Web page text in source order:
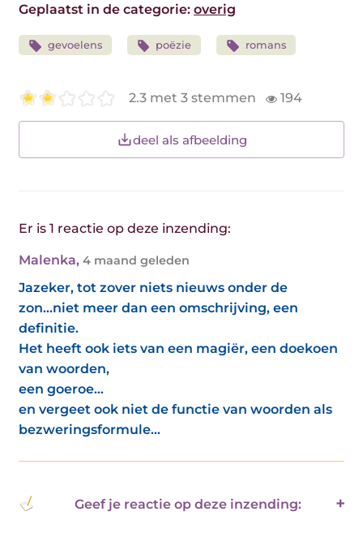
Geplaatst in de categorie: overig
gevoelens poëzie romans
2.3 met 3 stemmen 194
deel als afbeelding
Er is 1 reactie op deze inzending:
Malenka, 4 maand geleden
Jazeker, tot zover niets nieuws onder de
zon...niet meer dan een omschrijving, een
definitie.
Het heeft ook iets van een magiër, een doekoen
van woorden,
een goeroe...
en vergeet ook niet de functie van woorden als
bezweringsformule...
Geef je reactie op deze inzending: